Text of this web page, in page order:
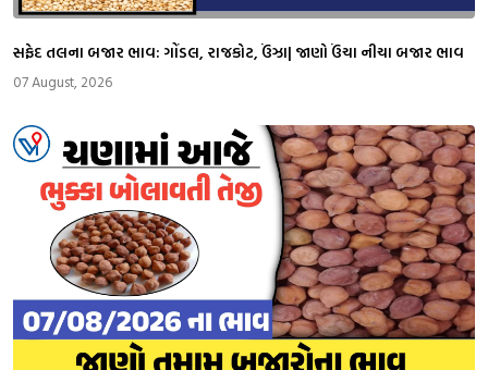
સફેદ તલના બજાર ભાવ: ગોંડલ, રાજકોટ, ઉંઝા| જાણો ઉંચા નીચા બજાર ભાવ
07 August, 2026